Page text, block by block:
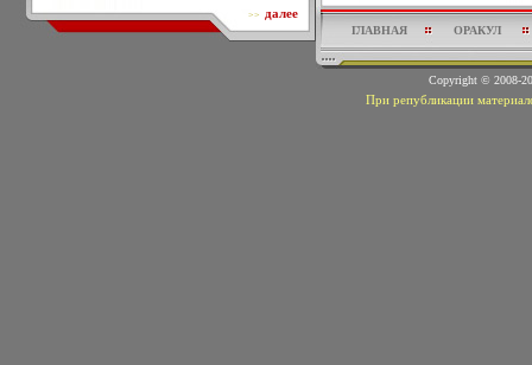
>> далее
ГЛАВНАЯ ОРАКУЛ
Copyright © 2008-
При републикации